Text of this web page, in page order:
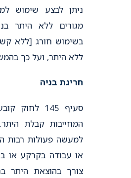
ניתן לבצע שימוש
מגורים ללא היתר
בשימוש חורג [ללא
ללא היתר, ועל כך
חריגת בניה
סעיף 145
המחייבות קבלת
למעשה פעולות רבות
או עבודה בקרקע או
צורך בהוצאת היתר